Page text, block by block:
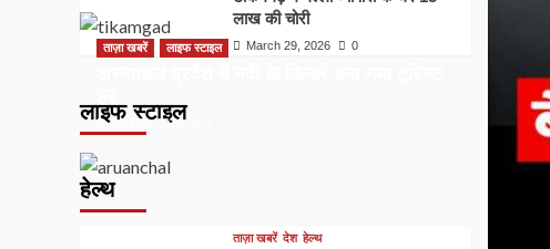
लाख की चोरी
March 29, 2026 0
लाइफ स्टाइल
ताज़ा खबरें लाइफ स्टाइल
April 24, 2026
हेल्थ
ताज़ा खबरें देश हेल्थ